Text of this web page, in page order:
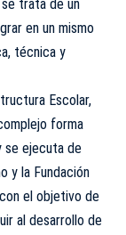
trata de un
en un mismo
técnica y
Escolar,
forma
se ejecuta de
y la Fundación
el objetivo de
al desarrollo de